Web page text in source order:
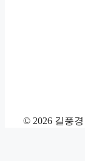
© 2026 길풍경